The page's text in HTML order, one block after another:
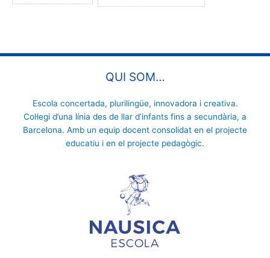
QUI SOM…
Escola concertada, plurilingüe, innovadora i creativa.
Col·legi d’una línia des de llar d’infants fins a secundària, a
Barcelona. Amb un equip docent consolidat en el projecte
educatiu i en el projecte pedagògic.